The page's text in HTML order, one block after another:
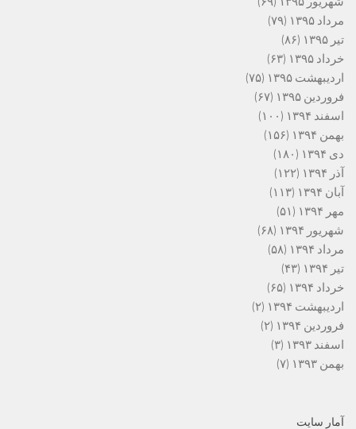
مرداد ۱۳۹۵
(۷۹)
تیر ۱۳۹۵
(۸۶)
خرداد ۱۳۹۵
(۶۳)
اردیبهشت ۱۳۹۵
(۷۵)
فروردین ۱۳۹۵
(۶۷)
اسفند ۱۳۹۴
(۱۰۰)
بهمن ۱۳۹۴
(۱۵۶)
دی ۱۳۹۴
(۱۸۰)
آذر ۱۳۹۴
(۱۲۲)
آبان ۱۳۹۴
(۱۱۳)
مهر ۱۳۹۴
(۵۱)
شهریور ۱۳۹۴
(۶۸)
مرداد ۱۳۹۴
(۵۸)
تیر ۱۳۹۴
(۴۳)
خرداد ۱۳۹۴
(۶۵)
اردیبهشت ۱۳۹۴
(۲)
فروردین ۱۳۹۴
(۲)
اسفند ۱۳۹۳
(۳)
بهمن ۱۳۹۳
(۷)
آمار سایت